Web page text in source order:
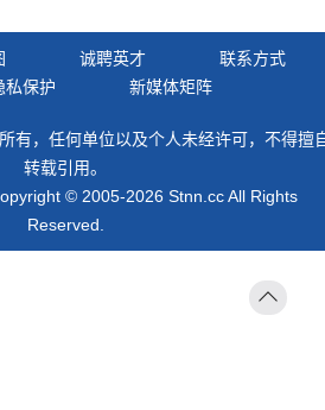
诚聘英才
联系方式
私保护 新媒体矩阵
有，任何单位以及个人未经许可，不得擅
转载引用。
© 2005-2026 Stnn.cc All Rights
Reserved.